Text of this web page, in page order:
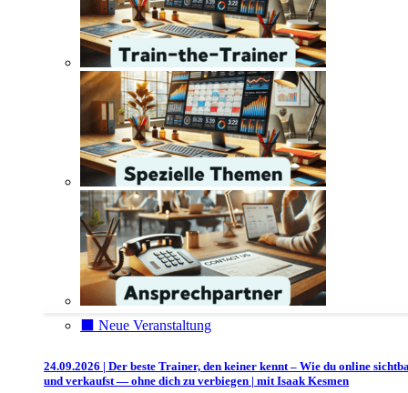
⬛️ Neue Veranstaltung
24.09.2026 | Der beste Trainer, den keiner kennt – Wie du online
und verkaufst — ohne dich zu verbiegen | mit Isaak Kesmen